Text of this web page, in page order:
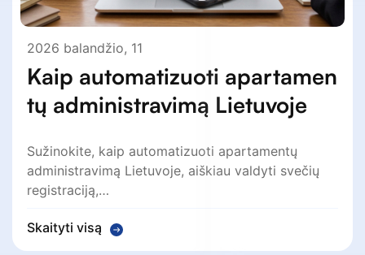
2026 balandžio, 11
Kaip automatizuoti apartamen
tų administravimą Lietuvoje
Sužinokite, kaip automatizuoti apartamentų
administravimą Lietuvoje, aiškiau valdyti svečių
registraciją,…
Skaityti visą